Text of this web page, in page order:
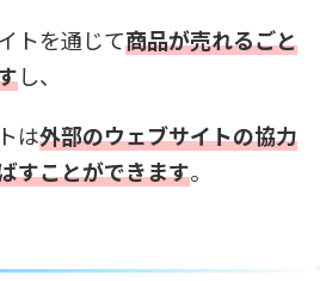
トを通じて商品が売れるごと
し、
は外部のウェブサイトの協力
すことができます。